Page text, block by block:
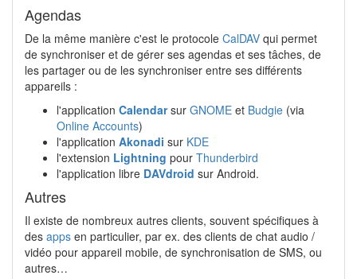
Agendas
De la même manière c'est le protocole CalDAV qui permet
de synchroniser et de gérer ses agendas et ses tâches, de
les partager ou de les synchroniser entre ses différents
appareils :
l'application Calendarsur GNOME et Budgie (via
Online Accounts)
l'application Akonadi sur KDE
l'extension Lightning pour Thunderbird
l'application libre DAVdroid sur Android.
Autres
Il existe de nombreux autres clients, souvent spécifiques à
des apps en particulier, par ex. des clients de chat audio /
vidéo pour appareil mobile, de synchronisation de SMS, ou
autres…